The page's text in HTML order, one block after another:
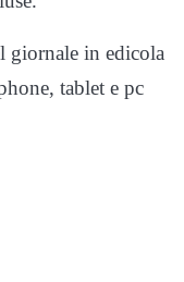
giornale in edicola
tablet e pc